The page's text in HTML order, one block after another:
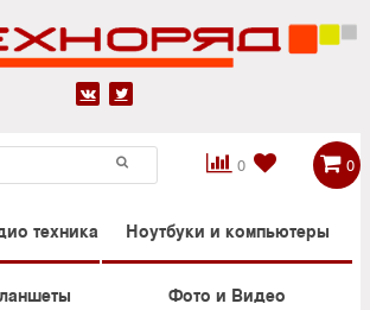
 
0

 0
техника Ноутбуки и компьютеры
Фото и Видео